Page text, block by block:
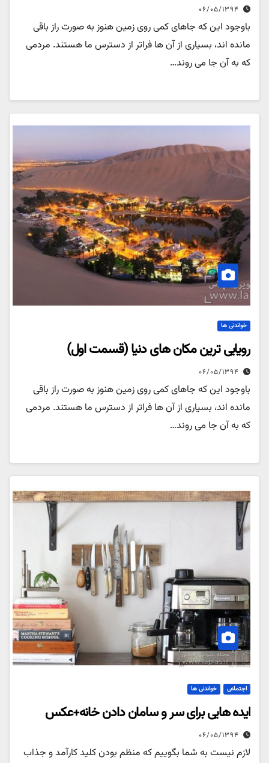
۰۶/۰۵/۱۳۹۴
باوجود این که جاهای کمی روی زمین هنوز به صورت راز باقی
مانده اند، بسیاری از آن ها فراتر از دسترس ما هستند. مردمی
که به آن جا می روند…
خواندنی ها
رویایی ترین مکان های دنیا (قسمت اول)
۰۶/۰۵/۱۳۹۴
باوجود این که جاهای کمی روی زمین هنوز به صورت راز باقی
مانده اند، بسیاری از آن ها فراتر از دسترس ما هستند. مردمی
که به آن جا می روند…
اجتماعی خواندنی ها
ایده هایی برای سر و سامان دادن خانه+عکس
۰۶/۰۵/۱۳۹۴
لازم نیست به شما بگوییم که منظم بودن کلید کارآمد و جذاب